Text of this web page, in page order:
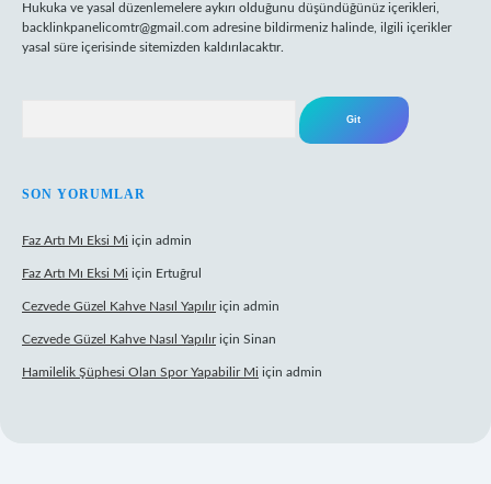
Hukuka ve yasal düzenlemelere aykırı olduğunu düşündüğünüz içerikleri,
backlinkpanelicomtr@gmail.com adresine bildirmeniz halinde, ilgili içerikler
yasal süre içerisinde sitemizden kaldırılacaktır.
SON YORUMLAR
Faz Artı Mı Eksi Mi için admin
Faz Artı Mı Eksi Mi için Ertuğrul
Cezvede Güzel Kahve Nasıl Yapılıriçin admin
Cezvede Güzel Kahve Nasıl Yapılıriçin Sinan
Hamilelik Şüphesi Olan Spor Yapabilir Mi için admin